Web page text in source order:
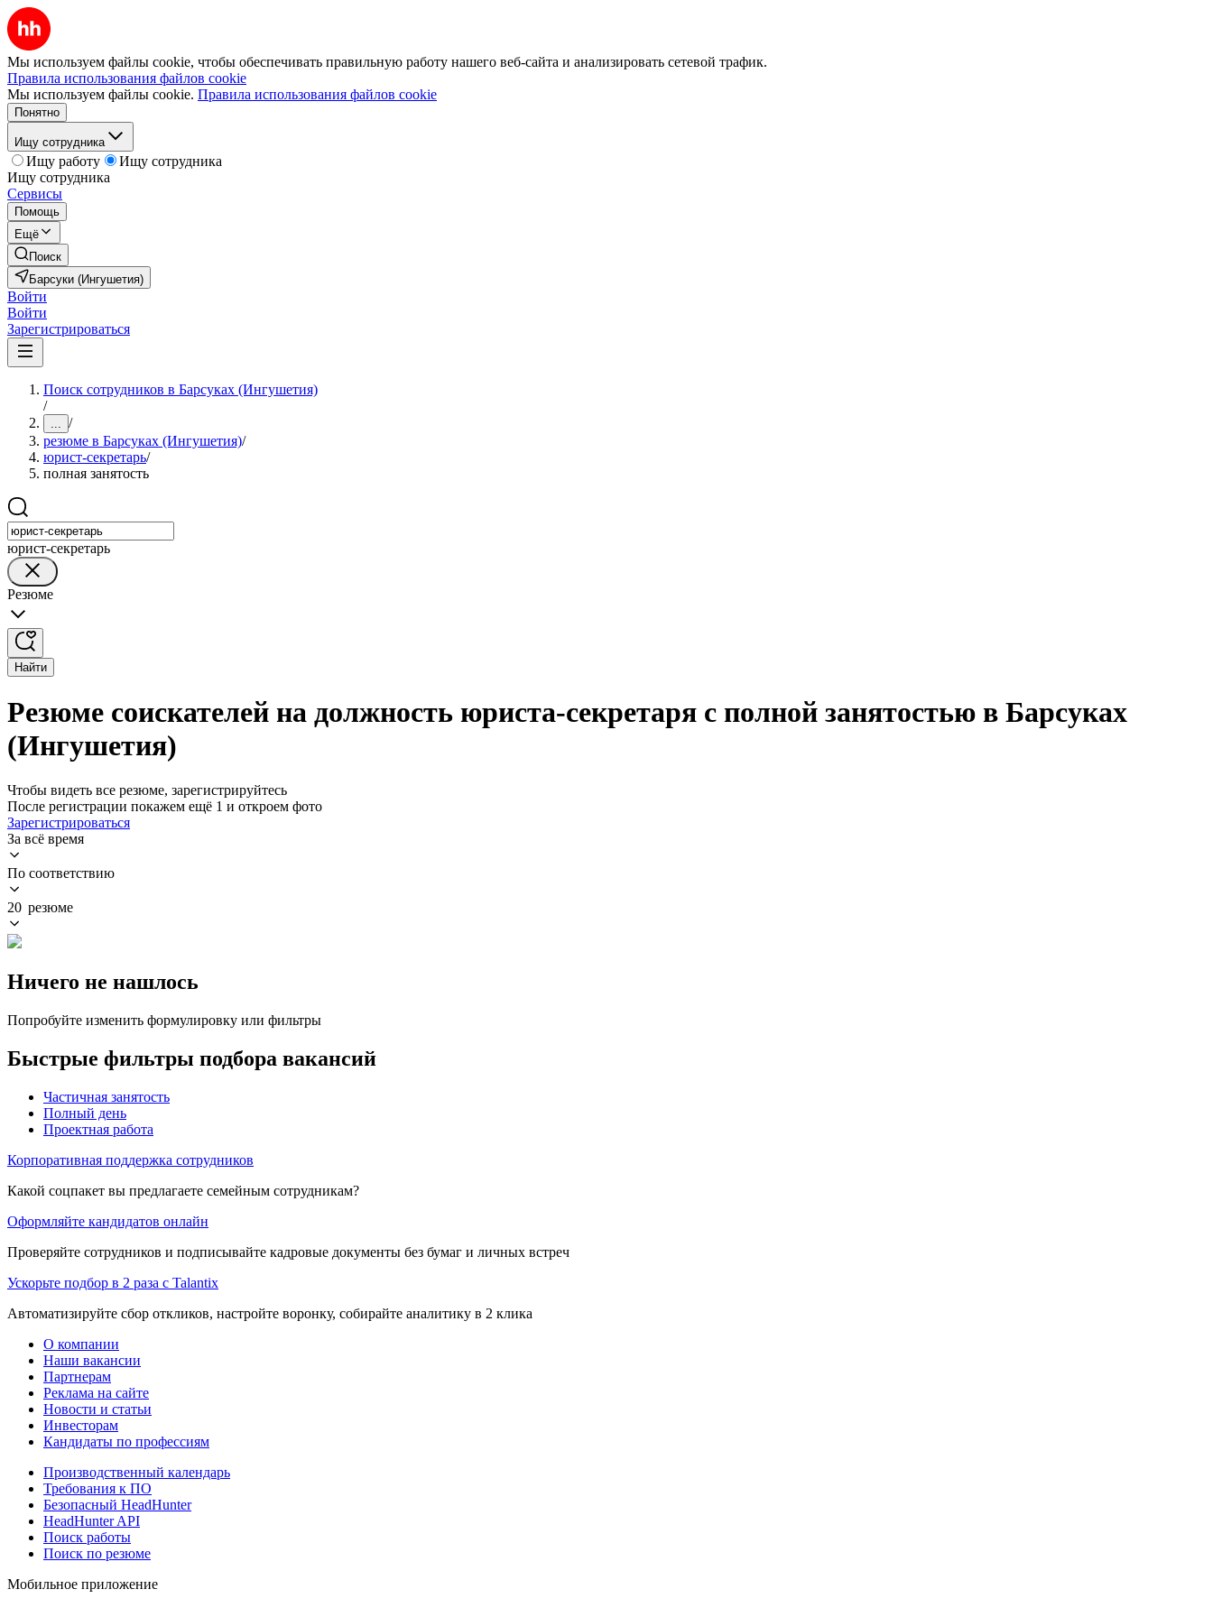
Мы используем файлы cookie, чтобы обеспечивать правильную работу нашего веб-сайта и анализировать сетевой трафик.
Правила использования файлов cookie
Мы используем файлы cookie. Правила использования файлов cookie
Понятно
Ищу сотрудника
Ищу работу
Ищу сотрудника
Ищу сотрудника
Сервисы
Помощь
Ещё
Поиск
Барсуки (Ингушетия)
Войти
Войти
Зарегистрироваться
Поиск сотрудников в Барсуках (Ингушетия)
/
... /
резюме в Барсуках (Ингушетия)/
юрист-секретарь/
полная занятость
юрист-секретарь
Резюме
Найти
Резюме соискателей на должность юриста-секретаря с полной занятостью в Барсуках
(Ингушетия)
Чтобы видеть все резюме, зарегистрируйтесь
После регистрации покажем ещё 1 и откроем фото
Зарегистрироваться
За всё время
По соответствию
20 резюме
Ничего не нашлось
Попробуйте изменить формулировку или фильтры
Быстрые фильтры подбора вакансий
Частичная занятость
Полный день
Проектная работа
Корпоративная поддержка сотрудников
Какой соцпакет вы предлагаете семейным сотрудникам?
Оформляйте кандидатов онлайн
Проверяйте сотрудников и подписывайте кадровые документы без бумаг и личных встреч
Ускорьте подбор в 2 раза с Talantix
Автоматизируйте сбор откликов, настройте воронку, собирайте аналитику в 2 клика
О компании
Наши вакансии
Партнерам
Реклама на сайте
Новости и статьи
Инвесторам
Кандидаты по профессиям
Производственный календарь
Требования к ПО
Безопасный HeadHunter
HeadHunter API
Поиск работы
Поиск по резюме
Мобильное приложение